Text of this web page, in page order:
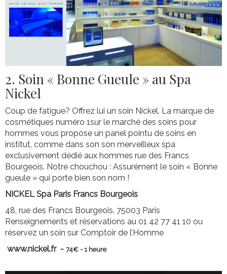
2. Soin « Bonne Gueule » au Spa
Nickel
Coup de fatigue? Offrez lui un soin Nickel. La marque de
cosmétiques numéro 1sur le marché des soins pour
hommes vous propose un panel pointu de soins en
institut, comme dans son son merveilleux spa
exclusivement dédié aux hommes rue des Francs
Bourgeois. Notre chouchou : Assurément le soin « Bonne
gueule » qui porte bien son nom !
NICKEL Spa Paris Francs Bourgeois
48, rue des Francs Bourgeois. 75003 Paris
Renseignements et réservations au 01 42 77 41 10 ou
réservez un soin sur Comptoir de l’Homme
www.nickel.fr - 74€ - 1 heure